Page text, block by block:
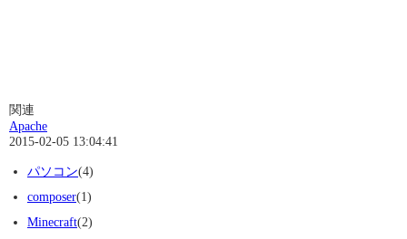
関連
Apache
2015-02-05 13:04:41
パソコン(4)
composer(1)
Minecraft(2)